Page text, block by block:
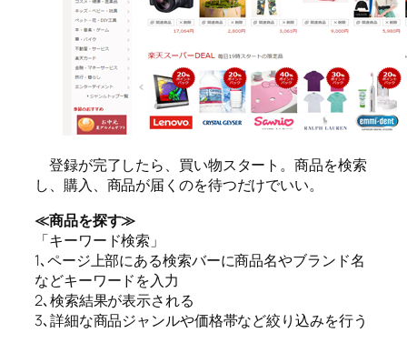
登録が完了したら、買い物スタート。商品を検索
し、購入、商品が届くのを待つだけでいい。
≪商品を探す≫
「キーワード検索」
1､ページ上部にある検索バーに商品名やブランド名
などキーワードを入力
2､検索結果が表示される
3､詳細な商品ジャンルや価格帯など絞り込みを行う